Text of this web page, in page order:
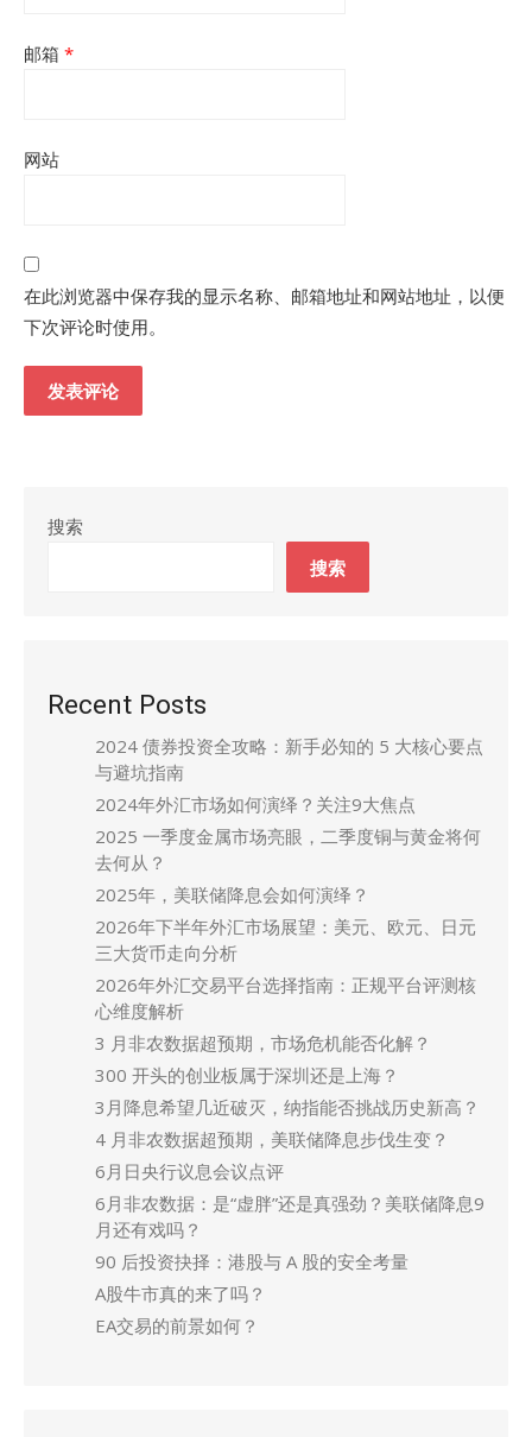
邮箱 *
网站
在此浏览器中保存我的显示名称、邮箱地址和网站地址，以便
下次评论时使用。
搜索
搜索
Recent Posts
2024 债券投资全攻略：新手必知的 5 大核心要点
与避坑指南
2024年外汇市场如何演绎？关注9大焦点
2025 一季度金属市场亮眼，二季度铜与黄金将何
去何从？
2025年，美联储降息会如何演绎？
2026年下半年外汇市场展望：美元、欧元、日元
三大货币走向分析
2026年外汇交易平台选择指南：正规平台评测核
心维度解析
3 月非农数据超预期，市场危机能否化解？
300 开头的创业板属于深圳还是上海？
3月降息希望几近破灭，纳指能否挑战历史新高？
4 月非农数据超预期，美联储降息步伐生变？
6月日央行议息会议点评
6月非农数据：是“虚胖”还是真强劲？美联储降息9
月还有戏吗？
90 后投资抉择：港股与 A 股的安全考量
A股牛市真的来了吗？
EA交易的前景如何？